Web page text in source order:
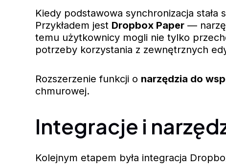
Kiedy podstawowa synchronizacja
Przykładem jest Dropbox Paper —
temu użytkownicy mogli nie tylko
potrzeby korzystania z zewnętrznych
Rozszerzenie funkcji o narzędzia do
chmurowej.
Integracje i
Kolejnym etapem była integracja